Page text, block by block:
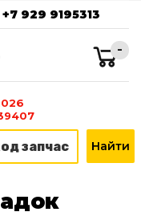
+7 929 9195313
-